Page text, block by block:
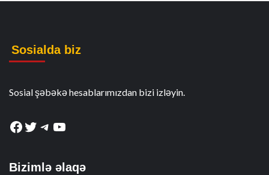
Sosialda biz
Sosial şəbəkə hesablarımızdan bizi izləyin.
Facebook
Twitter
Telegram
YouTube
Bizimlə əlaqə